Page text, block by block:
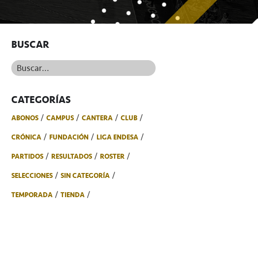
BUSCAR
Buscar...
CATEGORÍAS
ABONOS CAMPUS CANTERA
CLUB
CRÓNICA
FUNDACIÓN
LIGA ENDESA
PARTIDOS
RESULTADOS
ROSTER
SELECCIONES
SIN CATEGORÍA
TEMPORADA
TIENDA